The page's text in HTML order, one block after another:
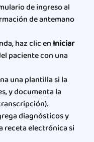
de ingreso al
de antemano
haz clic en Iniciar
paciente con una
una plantilla si la
y documenta la
diagnósticos y
receta electrónica si